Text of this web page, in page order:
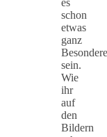
schon
etwas
ganz
sein.
Wie
ihr
auf
den
Bildern